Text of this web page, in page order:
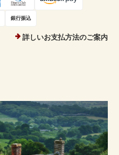
銀行振込
詳しいお支払方法のご案内